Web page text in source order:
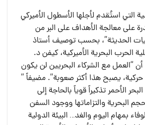
التي استُقدم لأجلها الأسطول الأميركي
على معالجة الأهداف على البر من
الحديثة”، بحسب توصيف أستاذ
الحرب البحرية الأميركية، كيفن د.
“العمل مع الشركاء البحريين لن يكون
حركية، يصبح هذا أكثر صعوبة”. مضيفاً ”
الأحمر تذكيراً قوياً بالحاجة إلى
البحرية والتزاماتها ووجود السفن
بمهام اليوم والغد… البيئة الدولية